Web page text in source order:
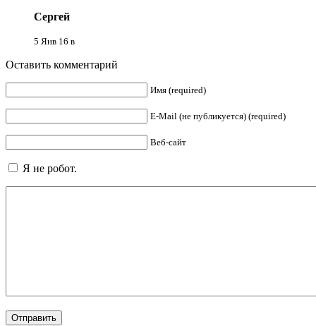
Сергей
5 Янв 16 в
Оставить комментарий
Имя (required)
E-Mail (не публикуется) (required)
Веб-сайт
Я не робот.